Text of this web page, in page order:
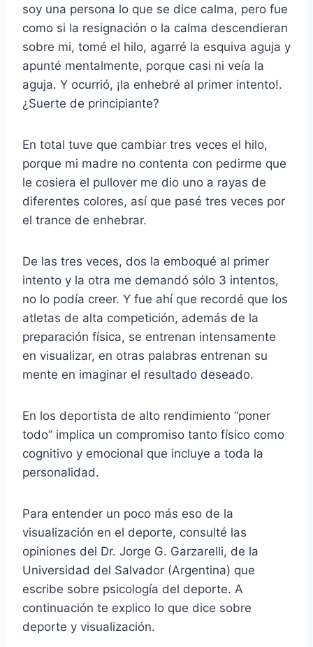
soy una persona lo que se dice calma, pero fue
como si la resignación o la calma descendieran
sobre mi, tomé el hilo, agarré la esquiva aguja y
apunté mentalmente, porque casi ni veía la
aguja. Y ocurrió, ¡la enhebré al primer intento!.
¿Suerte de principiante?
En total tuve que cambiar tres veces el hilo,
porque mi madre no contenta con pedirme que
le cosiera el pullover me dio uno a rayas de
diferentes colores, así que pasé tres veces por
el trance de enhebrar.
De las tres veces, dos la emboqué al primer
intento y la otra me demandó sólo 3 intentos,
no lo podía creer. Y fue ahí que recordé que los
atletas de alta competición, además de la
preparación física, se entrenan intensamente
en visualizar, en otras palabras entrenan su
mente en imaginar el resultado deseado.
En los deportista de alto rendimiento “poner
todo” implica un compromiso tanto físico como
cognitivo y emocional que incluye a toda la
personalidad.
Para entender un poco más eso de la
visualización en el deporte, consulté las
opiniones del Dr. Jorge G. Garzarelli, de la
Universidad del Salvador (Argentina) que
escribe sobre psicología del deporte. A
continuación te explico lo que dice sobre
deporte y visualización.